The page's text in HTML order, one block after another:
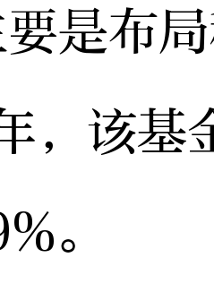
是布
，该基
。